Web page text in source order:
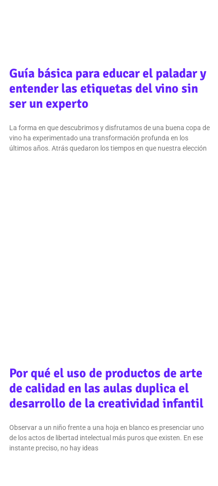
Guía básica para educar el paladar y
entender las etiquetas del vino sin
ser un experto
La forma en que descubrimos y disfrutamos de una buena copa de
vino ha experimentado una transformación profunda en los
últimos años. Atrás quedaron los tiempos en que nuestra elección
Por qué el uso de productos de arte
de calidad en las aulas duplica el
desarrollo de la creatividad infantil
Observar a un niño frente a una hoja en blanco es presenciar uno
de los actos de libertad intelectual más puros que existen. En ese
instante preciso, no hay ideas